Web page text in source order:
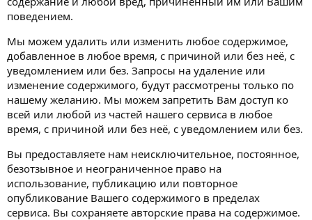
поведением.
Мы можем удалить или изменить любое содержимое,
добавленное в любое время, с причиной или без неё, с
уведомлением или без. Запросы на удаление или
изменение содержимого, будут рассмотрены только по
нашему желанию. Мы можем запретить Вам доступ ко
всей или любой из частей нашего сервиса в любое
время, с причиной или без неё, с уведомлением или без.
Вы предоставляете нам неисключительное, постоянное,
безотзывное и неограниченное право на
использование, публикацию или повторное
опубликование Вашего содержимого в пределах
сервиса. Вы сохраняете авторские права на содержимое.